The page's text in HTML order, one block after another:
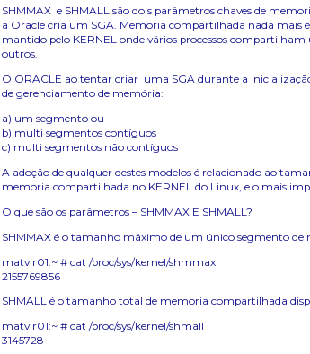
SHMMAX e SHMALL são dois parâmetros chaves de
a Oracle cria um SGA. Memoria compartilhada nada mais
mantido pelo KERNEL onde vários processos
outros.
O ORACLE ao tentar criar uma SGA durante a
de gerenciamento de memória:
a) um segmento ou
b) multi segmentos contíguos
c) multi segmentos não contíguos
A adoção de qualquer destes modelos é relacionado ao
memoria compartilhada no KERNEL do Linux, e o mais
O que são os parâmetros – SHMMAX E SHMALL?
SHMMAX é o tamanho máximo de um único segmento de
matvir01:~ # cat /proc/sys/kernel/shmmax
2155769856
SHMALL é o tamanho total de memoria compartilhada
matvir01:~ # cat /proc/sys/kernel/shmall
3145728